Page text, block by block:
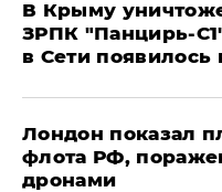
В Крыму
ЗРПК "Панцирь-
в Сети появилось
Лондон показал
флота РФ,
дронами